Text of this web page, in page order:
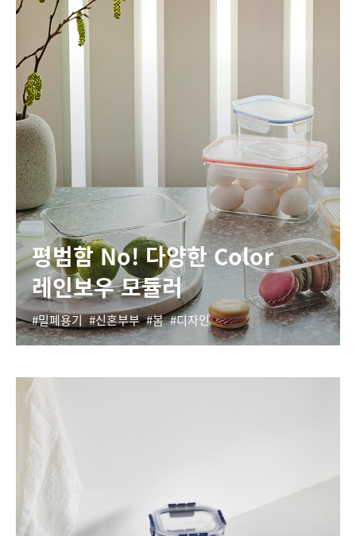
평범함 No! 다양한 Color
레인보우 모듈러
밀폐용기 신혼부부 봄 디자인